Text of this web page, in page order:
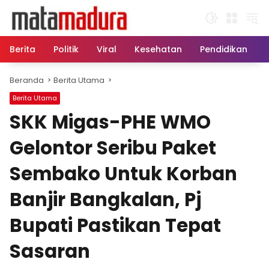
konten
Berita
Politik Viral Kesehatan Pendidikan
Beranda Berita Utama
Berita Utama
SKK Migas-PHE WMO
Gelontor Seribu Paket
Sembako Untuk Korban
Banjir Bangkalan, Pj
Bupati Pastikan Tepat
Sasaran